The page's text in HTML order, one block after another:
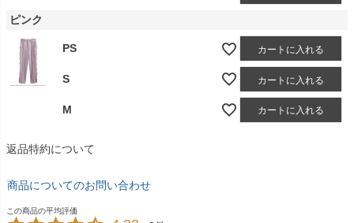
ピンク
PS カートに入れる
S カートに入れる
M カートに入れる
返品特約について
商品についてのお問い合わせ